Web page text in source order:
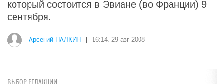
который состоится в Эвиане (во Франции) 9
сентября.
Арсений ПАЛКИН 16:14, 29 авг 2008
ВЫБОР РЕДАКЦИИ